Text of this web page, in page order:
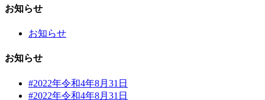
お知らせ
お知らせ
お知らせ
#2022年令和4年8月31日
#2022年令和4年8月31日